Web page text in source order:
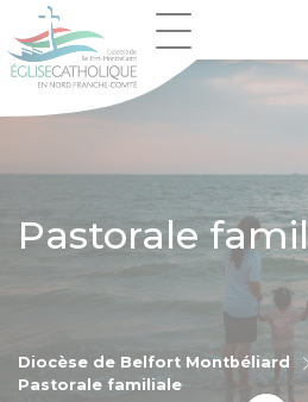
Pastorale
Diocèse de Belfort Montbéliard
Pastorale familiale